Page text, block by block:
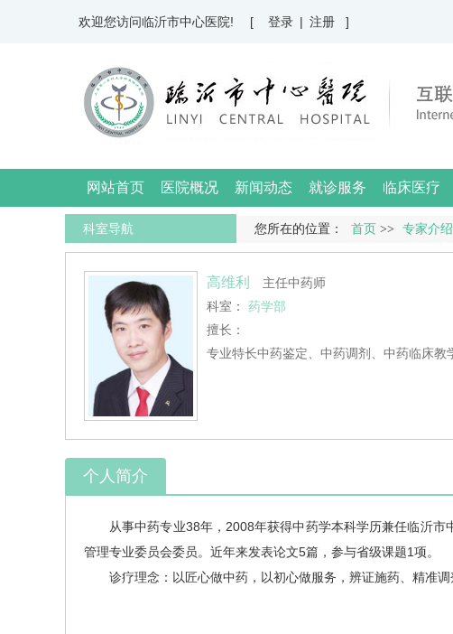
欢迎您访问临沂市中心医院! [ 登录 | 注册 ]
网站首页 医院概况 新闻动态 就诊服务 临床医疗
您所在的位置： 首页 >> 专家介绍
科室导航
高维利
主任中药师
科室： 药学部
擅长：
专业特长中药鉴定、中药调剂、中药临床教
个人简介
从事中药专业38年，2008年获得中药学本科学历兼任临沂
管理专业委员会委员。近年来发表论文5篇，参与省级课题1项。
诊疗理念：以匠心做中药，以初心做服务，辨证施药、精准调